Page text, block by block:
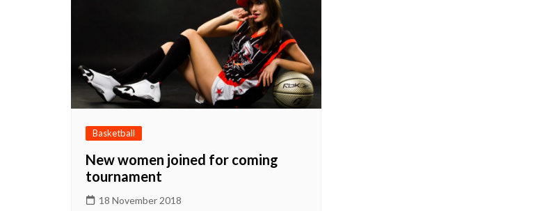
Prestasi Sekolah
Makna / Arti Logo
Basketball
New women joined for coming
tournament
18 November 2018